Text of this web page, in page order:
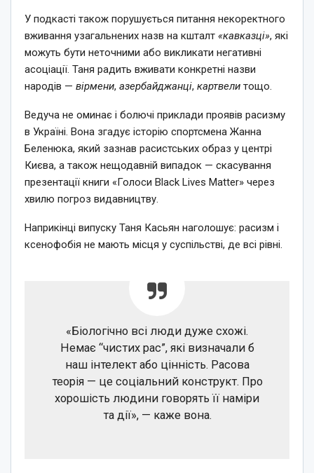
У подкасті також порушується питання некоректного
вживання узагальнених назв на кшталт «кавказці», які
можуть бути неточними або викликати негативні
асоціації. Таня радить вживати конкретні назви
народів — вірмени, азербайджанці, картвели тощо.
Ведуча не оминає і болючі приклади проявів расизму
в Україні. Вона згадує історію спортсмена Жанна
Беленюка, який зазнав расистських образ у центрі
Києва, а також нещодавній випадок — скасування
презентації книги «Голоси Black Lives Matter» через
хвилю погроз видавництву.
Наприкінці випуску Таня Касьян наголошує: расизм і
ксенофобія не мають місця у суспільстві, де всі рівні.
«Біологічно всі люди дуже схожі.
Немає “чистих рас”, які визначали б
наш інтелект або цінність. Расова
теорія — це соціальний конструкт. Про
хорошість людини говорять її наміри
та дії», — каже вона.